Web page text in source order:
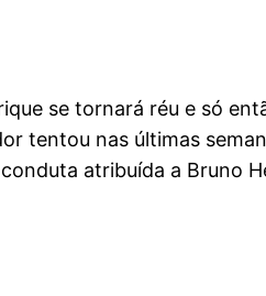
se tornará réu e só
tentou nas últimas
atribuída a Bruno